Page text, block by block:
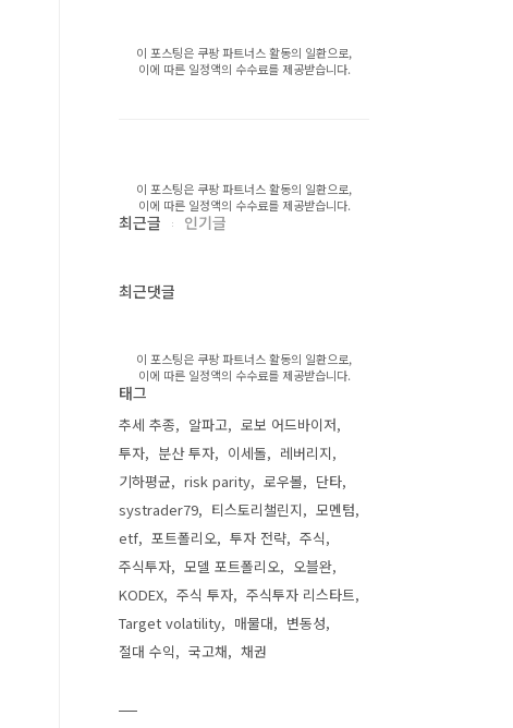
이 포스팅은 쿠팡 파트너스 활동의 일환으로,
이에 따른 일정액의 수수료를 제공받습니다.
이 포스팅은 쿠팡 파트너스 활동의 일환으로,
이에 따른 일정액의 수수료를 제공받습니다.
최근글 인기글
최근댓글
이 포스팅은 쿠팡 파트너스 활동의 일환으로,
이에 따른 일정액의 수수료를 제공받습니다.
태그
추세 추종 알파고
로보 어드바이저
투자
분산 투자 이세돌
레버리지
기하평균
risk parity 로우볼
단타
systrader79
티스토리챌린지
모멘텀
etf
포트폴리오 투자 전략
주식
주식투자
모델 포트폴리오
오블완
KODEX
주식 투자
주식투자 리스타트
Target volatility
매물대
변동성
절대 수익
국고채 채권